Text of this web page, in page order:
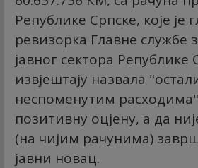
Републике Српске, које је
ревизорка Главне службе
јавног сектора Републике
извјештају назвала
неспоменутим
позитивну оцјену, а да
(на чијим рачунима)
јавни новац.